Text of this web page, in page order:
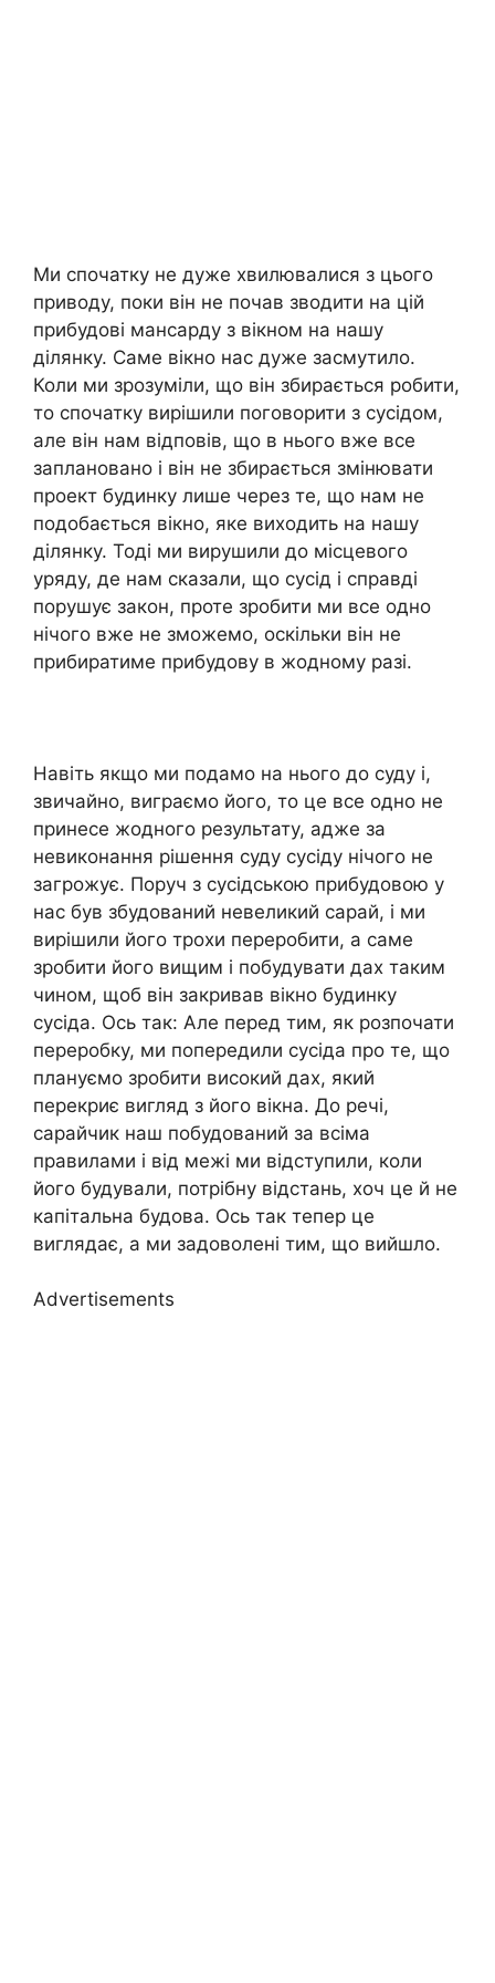
Ми спочатку не дуже хвилювалися з цього
приводу, поки він не почав зводити на цій
прибудові мансарду з вікном на нашу
ділянку. Саме вікно нас дуже засмутило.
Коли ми зрозуміли, що він збирається робити,
то спочатку вирішили поговорити з сусідом,
але він нам відповів, що в нього вже все
заплановано і він не збирається змінювати
проект будинку лише через те, що нам не
подобається вікно, яке виходить на нашу
ділянку. Тоді ми вирушили до місцевого
уряду, де нам сказали, що сусід і справді
порушує закон, проте зробити ми все одно
нічого вже не зможемо, оскільки він не
прибиратиме прибудову в жодному разі.
Навіть якщо ми подамо на нього до суду і,
звичайно, виграємо його, то це все одно не
принесе жодного результату, адже за
невиконання рішення суду сусіду нічого не
загрожує. Поруч з сусідською прибудовою у
нас був збудований невеликий сарай, і ми
вирішили його трохи переробити, а саме
зробити його вищим і побудувати дах таким
чином, щоб він закривав вікно будинку
сусіда. Ось так: Але перед тим, як розпочати
переробку, ми попередили сусіда про те, що
плануємо зробити високий дах, який
перекриє вигляд з його вікна. До речі,
сарайчик наш побудований за всіма
правилами і від межі ми відступили, коли
його будували, потрібну відстань, хоч це й не
капітальна будова. Ось так тепер це
виглядає, а ми задоволені тим, що вийшло.
Advertisements